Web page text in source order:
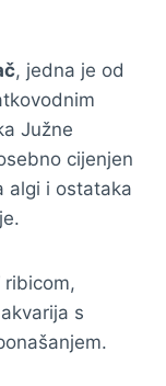
, jedna je od
Južne
cijenjen
algi i ostataka
ribicom,
s